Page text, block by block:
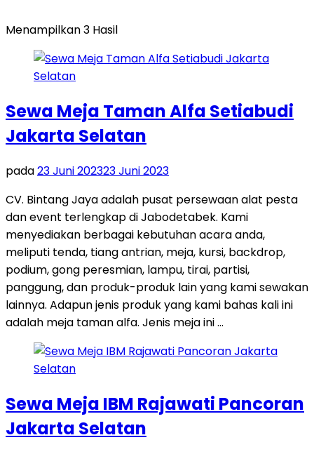
Menampilkan 3 Hasil
Sewa Meja Taman Alfa Setiabudi
Jakarta Selatan
pada23 Juni 202323 Juni 2023
CV. Bintang Jaya adalah pusat persewaan alat pesta
dan event terlengkap di Jabodetabek. Kami
menyediakan berbagai kebutuhan acara anda,
meliputi tenda, tiang antrian, meja, kursi, backdrop,
podium, gong peresmian, lampu, tirai, partisi,
panggung, dan produk-produk lain yang kami sewakan
lainnya. Adapun jenis produk yang kami bahas kali ini
adalah meja taman alfa. Jenis meja ini …
Sewa Meja IBM Rajawati Pancoran
Jakarta Selatan